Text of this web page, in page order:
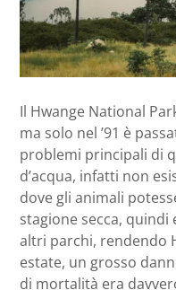
Il Hwange National
ma solo nel ’91 è
problemi principali di
d’acqua, infatti non
dove gli animali
stagione secca,
altri parchi, rendendo
estate, un grosso
di mortalità era